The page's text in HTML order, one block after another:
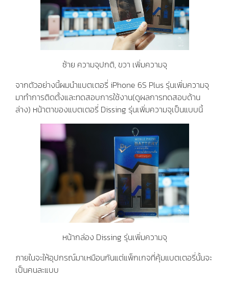
ซ้าย ความจุปกติ, ขวา เพิ่มความจุ
จากตัวอย่างนี้ผมนำแบตเตอรี่ iPhone 6S Plus รุ่นเพิ่มความจุ
มาทำการติดตั้งและทดสอบการใช้งาน(ดูผลการทดสอบด้าน
ล่าง) หน้าตาของแบตเตอรี่ Dissing รุ่นเพิ่มความจุเป็นแบบนี้
หน้ากล่อง Dissing รุ่นเพิ่มความจุ
ภายในจะให้อุปกรณ์มาเหมือนกันแต่แพ็กเกจที่คุ้มแบตเตอรี่นั้นจะ
เป็นคนละแบบ